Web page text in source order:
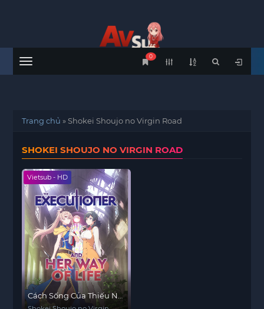
Menu
0
Trang chủ »Shokei Shoujo no Virgin Road
SHOKEI SHOUJO NO VIRGIN ROAD
Vietsub - HD
Cách Sống Của Thiếu Nữ